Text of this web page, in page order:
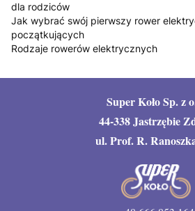
dla rodziców
Jak wybrać swój pierwszy rower
początkujących
Rodzaje rowerów elektrycznych
Super Koło Sp. z
44-338 Jastrzębie
ul. Prof. R.